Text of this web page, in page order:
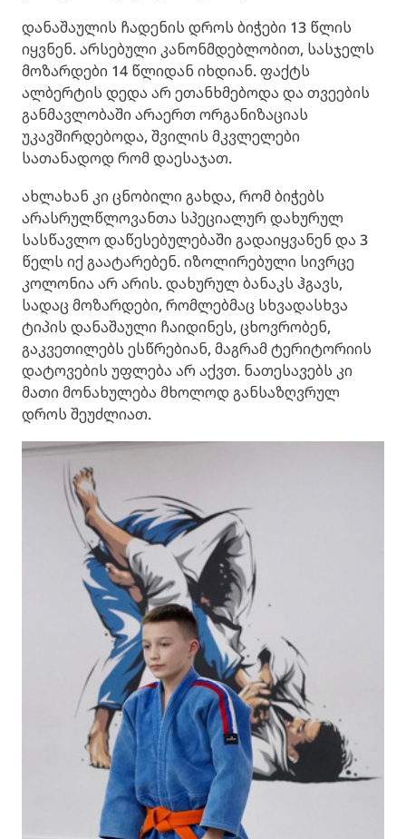
დანაშაულის ჩადენის დროს ბიჭები 13 წლის
იყვნენ. არსებული კანონმდებლობით, სასჯელს
მოზარდები 14 წლიდან იხდიან. ფაქტს
ალბერტის დედა არ ეთანხმებოდა და თვეების
განმავლობაში არაერთ ორგანიზაციას
უკავშირდებოდა, შვილის მკვლელები
სათანადოდ რომ დაესაჯათ.
ახლახან კი ცნობილი გახდა, რომ ბიჭებს
არასრულწლოვანთა სპეციალურ დახურულ
სასწავლო დაწესებულებაში გადაიყვანენ და 3
წელს იქ გაატარებენ. იზოლირებული სივრცე
კოლონია არ არის. დახურულ ბანაკს ჰგავს,
სადაც მოზარდები, რომლებმაც სხვადასხვა
ტიპის დანაშაული ჩაიდინეს, ცხოვრობენ,
გაკვეთილებს ესწრებიან, მაგრამ ტერიტორიის
დატოვების უფლება არ აქვთ. ნათესავებს კი
მათი მონახულება მხოლოდ განსაზღვრულ
დროს შეუძლიათ.